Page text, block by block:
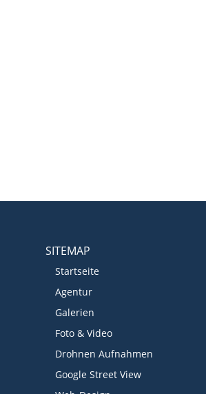
SITEMAP
Startseite
Agentur
Galerien
Foto & Video
Drohnen Aufnahmen
Google Street View